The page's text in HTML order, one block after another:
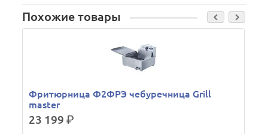
Похожие товары
Фритюрница Ф2ФРЭ чебуречница Grill
master
23 199р.